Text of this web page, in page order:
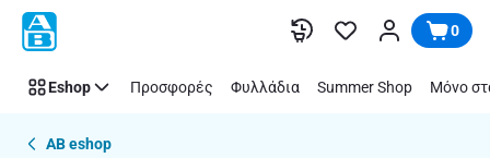
Παράλειψη 0
Eshop Προσφορές Φυλλάδια Summer Shop Μόνο
AB eshop